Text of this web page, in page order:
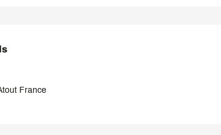
de prestations
France